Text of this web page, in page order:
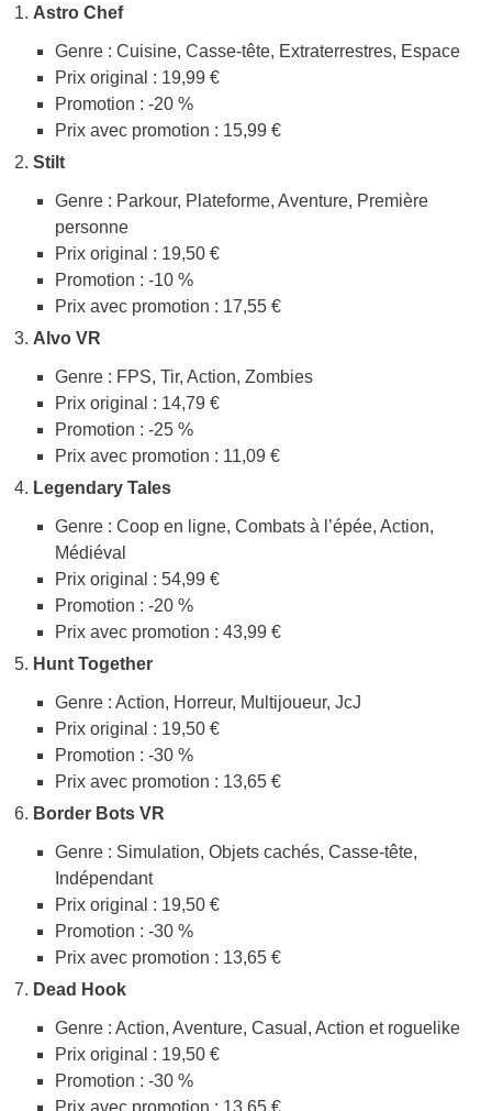
Astro Chef
Genre : Cuisine, Casse-tête, Extraterrestres, Espace
Prix original : 19,99 €
Promotion : -20 %
Prix avec promotion : 15,99 €
Stilt
Genre : Parkour, Plateforme, Aventure, Première
personne
Prix original : 19,50 €
Promotion : -10 %
Prix avec promotion : 17,55 €
Alvo VR
Genre : FPS, Tir, Action, Zombies
Prix original : 14,79 €
Promotion : -25 %
Prix avec promotion : 11,09 €
Legendary Tales
Genre : Coop en ligne, Combats à l’épée, Action,
Médiéval
Prix original : 54,99 €
Promotion : -20 %
Prix avec promotion : 43,99 €
Hunt Together
Genre : Action, Horreur, Multijoueur, JcJ
Prix original : 19,50 €
Promotion : -30 %
Prix avec promotion : 13,65 €
Border Bots VR
Genre : Simulation, Objets cachés, Casse-tête,
Indépendant
Prix original : 19,50 €
Promotion : -30 %
Prix avec promotion : 13,65 €
Dead Hook
Genre : Action, Aventure, Casual, Action et roguelike
Prix original : 19,50 €
Promotion : -30 %
Prix avec promotion : 13,65 €